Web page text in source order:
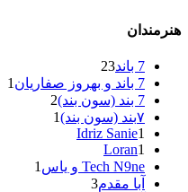
هنرمندان
7 باند
23
7 باند و بهروز صفاریان
1
7 بند (سون بند)
2
۷بند (سون بند)
1
Idriz Sanie1
Loran1
Tech N9ne و یاس
1
آبا مقدم3